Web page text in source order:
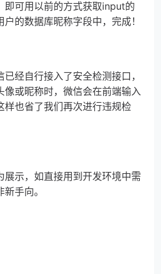
即可用以前的方式获取input的
的数据库昵称字段中，完成！
经自行接入了安全检测接口，
像或昵称时，微信会在前端输入
样也省了我们再次进行违规检
展示，如直接用到开发环境中需
手向。